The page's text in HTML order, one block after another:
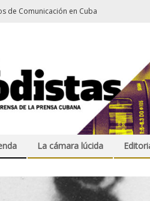
de Comunicación en Cuba
La cámara lúcida